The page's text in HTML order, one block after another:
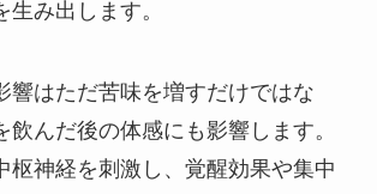
み出します。
響はただ苦味を増すだけではな
飲んだ後の体感にも影響します。
枢神経を刺激し、覚醒効果や集中